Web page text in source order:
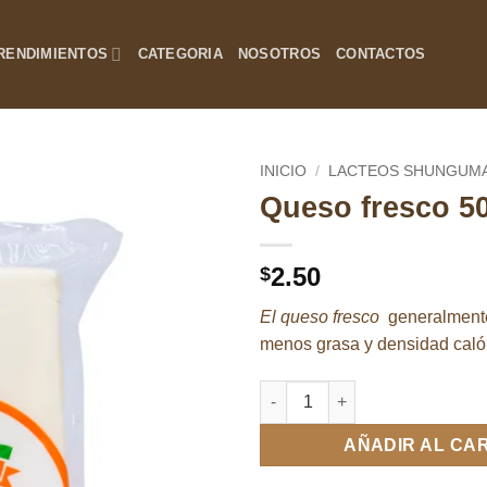
CATEGORIA NOSOTROS CONTACTOS
INICIO / LACTEOS
Queso fresco
$2.50
El queso fresco
menos grasa y densidad
Queso fresco 500gr cantidad
AÑADIR AL